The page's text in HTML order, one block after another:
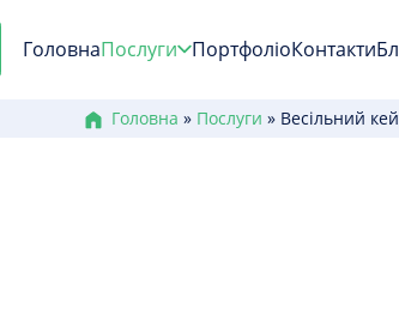
ГоловнаПослуги ПортфоліоКонтакти
Головна » Послуги » Весільний